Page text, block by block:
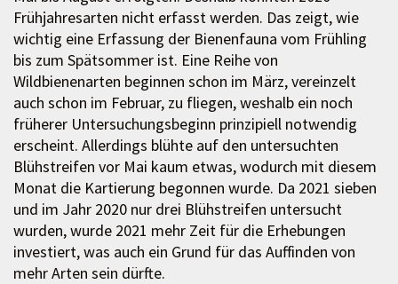
Frühjahresarten nicht erfasst werden. Das zeigt, wie
wichtig eine Erfassung der Bienenfauna vom Frühling
bis zum Spätsommer ist. Eine Reihe von
Wildbienenarten beginnen schon im März, vereinzelt
auch schon im Februar, zu fliegen, weshalb ein noch
früherer Untersuchungsbeginn prinzipiell notwendig
erscheint. Allerdings blühte auf den untersuchten
Blühstreifen vor Mai kaum etwas, wodurch mit diesem
Monat die Kartierung begonnen wurde. Da 2021 sieben
und im Jahr 2020 nur drei Blühstreifen untersucht
wurden, wurde 2021 mehr Zeit für die Erhebungen
investiert, was auch ein Grund für das Auffinden von
mehr Arten sein dürfte.